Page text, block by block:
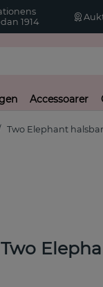
1914
Accessoarer
Two Elephant
Two